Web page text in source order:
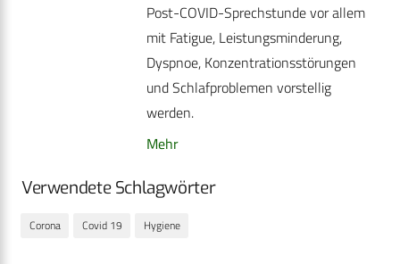
Post-COVID-Sprechstunde vor allem
mit Fatigue, Leistungsminderung,
Dyspnoe, Konzentrationsstörungen
und Schlafproblemen vorstellig
werden.
Mehr
Verwendete Schlagwörter
Corona Covid 19 Hygiene